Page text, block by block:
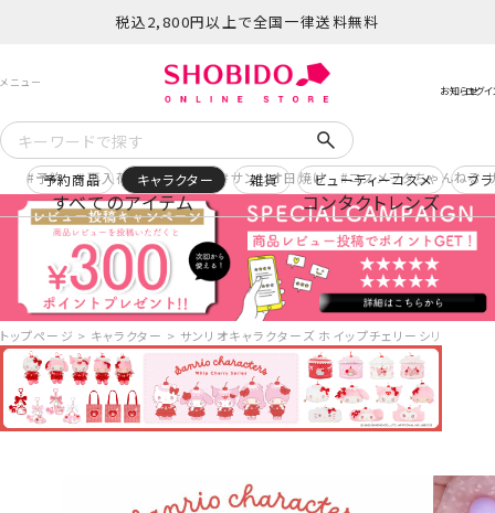
税込2,800円以上で全国一律送料無料
予約 再入荷 ヒロアカ サンリオ日焼け コスメヲタちゃんねる
すべてのアイテム コンタクトレンズ
予約商品 キャラクター 雑貨 ビューティーコスメ ブ
トップページ キャラクター サンリオキャラクターズ ホイップチェリーシリーズ